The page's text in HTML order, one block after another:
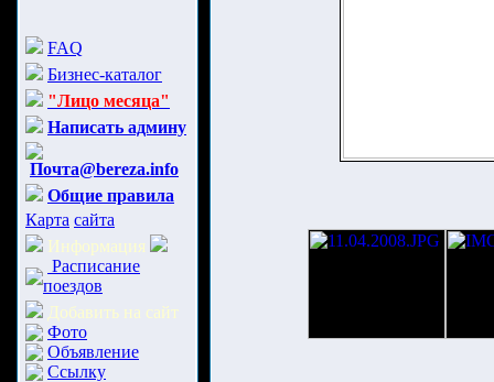
FAQ
Бизнес-каталог
"Лицо месяца"
Написать админу
Почта@bereza.info
Общие правила
Карта сайта
Информация
Расписание
поездов
Добавить на сайт
Фото
Объявление
Ссылку